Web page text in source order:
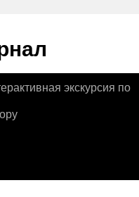
экскурсия по